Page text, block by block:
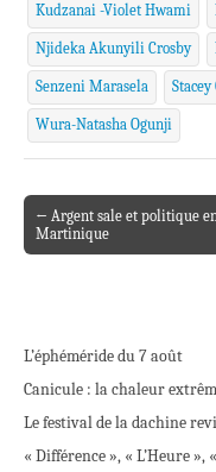
Kudzanai -Violet Hwami
Njideka Akunyili Crosby
Senzeni Marasela
Wura-Natasha Ogunji
Post navigation
← Argent sale et politique en
Martinique
L’éphéméride du 7 août
Canicule : la chaleur
Le festival de la dachine
« Différence », « L’Heure »,